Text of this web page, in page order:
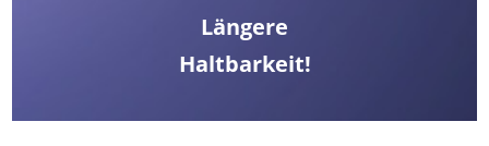
Längere
Haltbarkeit!